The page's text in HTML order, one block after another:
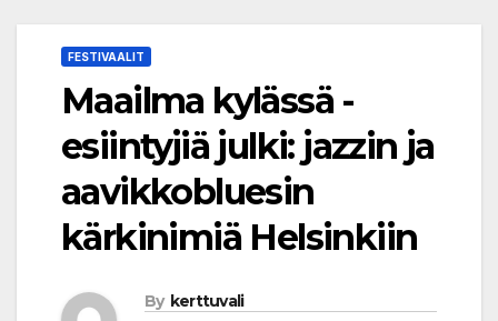
FESTIVAALIT
Maailma kylässä -
esiintyjiä julki: jazzin ja
aavikkobluesin
kärkinimiä Helsinkiin
By kerttuvali